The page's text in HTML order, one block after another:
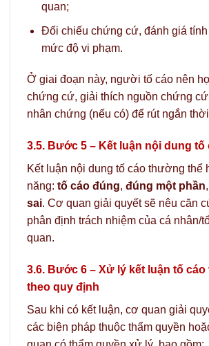
quan;
Đối chiếu chứng cứ, đánh giá
mức độ vi phạm.
Ở giai đoạn này, người tố cáo nên
chứng cứ, giải thích nguồn chứng
nhân chứng (nếu có) để rút ngắn
3.5. Bước 5 – Kết luận nội dung tố
Kết luận nội dung tố cáo thường thể
năng: tố cáo đúng, đúng một phần
sai. Cơ quan giải quyết sẽ nêu căn
phân định trách nhiệm của cá nhân/
quan.
3.6. Bước 6 – Xử lý kết luận tố
theo quy định
Sau khi có kết luận, cơ quan giải
các biện pháp thuộc thẩm quyền